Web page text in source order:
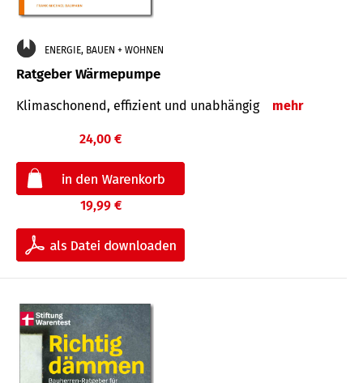
ENERGIE, BAUEN + WOHNEN
Ratgeber Wärmepumpe
Klimaschonend, effizient und unabhängig mehr
24,00 €
19,99 €